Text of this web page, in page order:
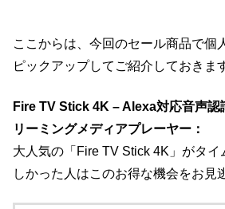
ここからは、今回のセール商品で個
ピックアップしてご紹介しておきま
Fire TV Stick 4K – Alexa対応音声認
リーミングメディアプレーヤー：
大人気の「Fire TV Stick 4K」がタイ
しかった人はこのお得な機会をお見